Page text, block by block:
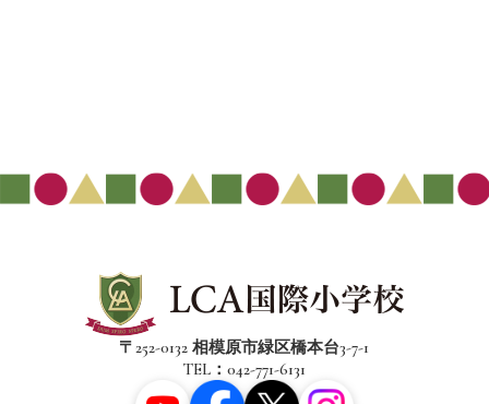
〒252-0132 相模原市緑区橋本台3-7-1
TEL：042-771-6131